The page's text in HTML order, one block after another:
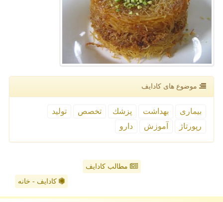
موضوع های كادایف
بیماری بهداشت پزشك تخصص
تولید
رپورتاژ
آموزش دارو
مطالب کادایف
کادایف - خانه